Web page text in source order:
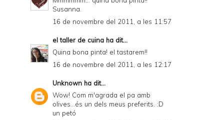
Susanna.
16 de novembre del 2011, a les 11:57
el taller de cuina ha dit...
Quina bona pinta! el tastarem!!
16 de novembre del 2011, a les 12:17
Unknown ha dit...
Wow! Com m'agrada el pa amb
olives...és un dels meus preferits. :D
un petó